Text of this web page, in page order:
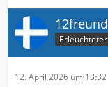
Erleuchteter
12. April 2026 um 13:32